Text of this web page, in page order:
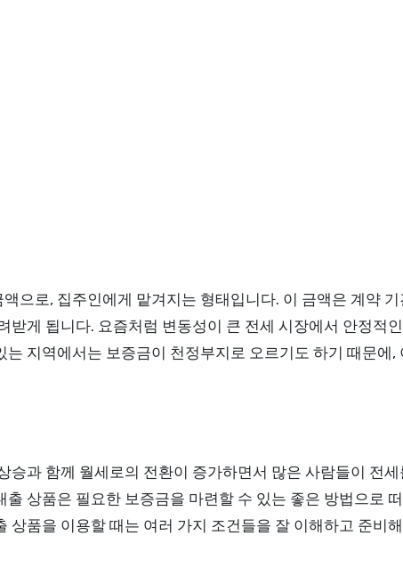
으로, 집주인에게 맡겨지는 형태입니다. 이 금액은 계약
게 됩니다. 요즘처럼 변동성이 큰 전세 시장에서 안정적
지역에서는 보증금이 천정부지로 오르기도 하기 때문에,
과 함께 월세로의 전환이 증가하면서 많은 사람들이 전
상품은 필요한 보증금을 마련할 수 있는 좋은 방법으로
품을 이용할 때는 여러 가지 조건들을 잘 이해하고 준비